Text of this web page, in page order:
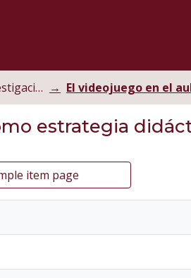
Cuadernos de Investigación Educativa
estrategia
item page